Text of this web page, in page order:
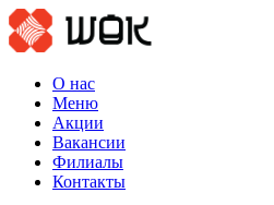
О нас
Меню
Акции
Вакансии
Филиалы
Контакты